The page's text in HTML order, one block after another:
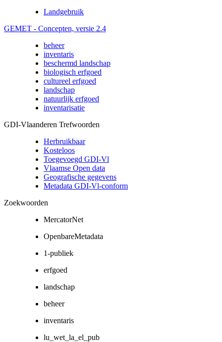
Landgebruik
GEMET - Concepten, versie 2.4
beheer
inventaris
beschermd landschap
biologisch erfgoed
cultureel erfgoed
landschap
natuurlijk erfgoed
inventarisatie
GDI-Vlaanderen Trefwoorden
Herbruikbaar
Kosteloos
Toegevoegd GDI-Vl
Vlaamse Open data
Geografische gegevens
Metadata GDI-Vl-conform
Zoekwoorden
MercatorNet
OpenbareMetadata
1-publiek
erfgoed
landschap
beheer
inventaris
lu_wet_la_el_pub